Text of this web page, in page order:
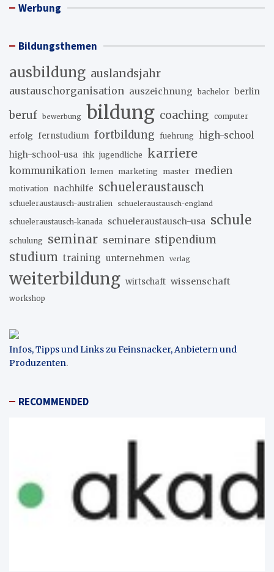
Werbung
Bildungsthemen
ausbildung auslandsjahr
austauschorganisation auszeichnung bachelor berlin
beruf bewerbung bildung coaching computer
erfolg fernstudium fortbildung fuehrung high-school
high-school-usa ihk jugendliche karriere
kommunikation lernen marketing master medien
motivation nachhilfe schueleraustausch
schueleraustausch-australien schueleraustausch-england
schueleraustausch-kanada schueleraustausch-usa schule
schulung seminar seminare stipendium
studium training unternehmen verlag
weiterbildung wirtschaft wissenschaft
workshop
Infos, Tipps und Links zu Feinsnacker, Anbietern und
Produzenten.
RECOMMENDED